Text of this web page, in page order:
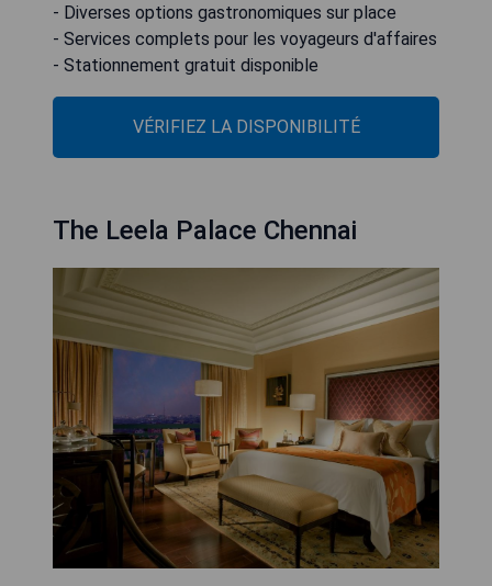
- Diverses options gastronomiques sur place
- Services complets pour les voyageurs d'affaires
- Stationnement gratuit disponible
VÉRIFIEZ LA DISPONIBILITÉ
The Leela Palace Chennai